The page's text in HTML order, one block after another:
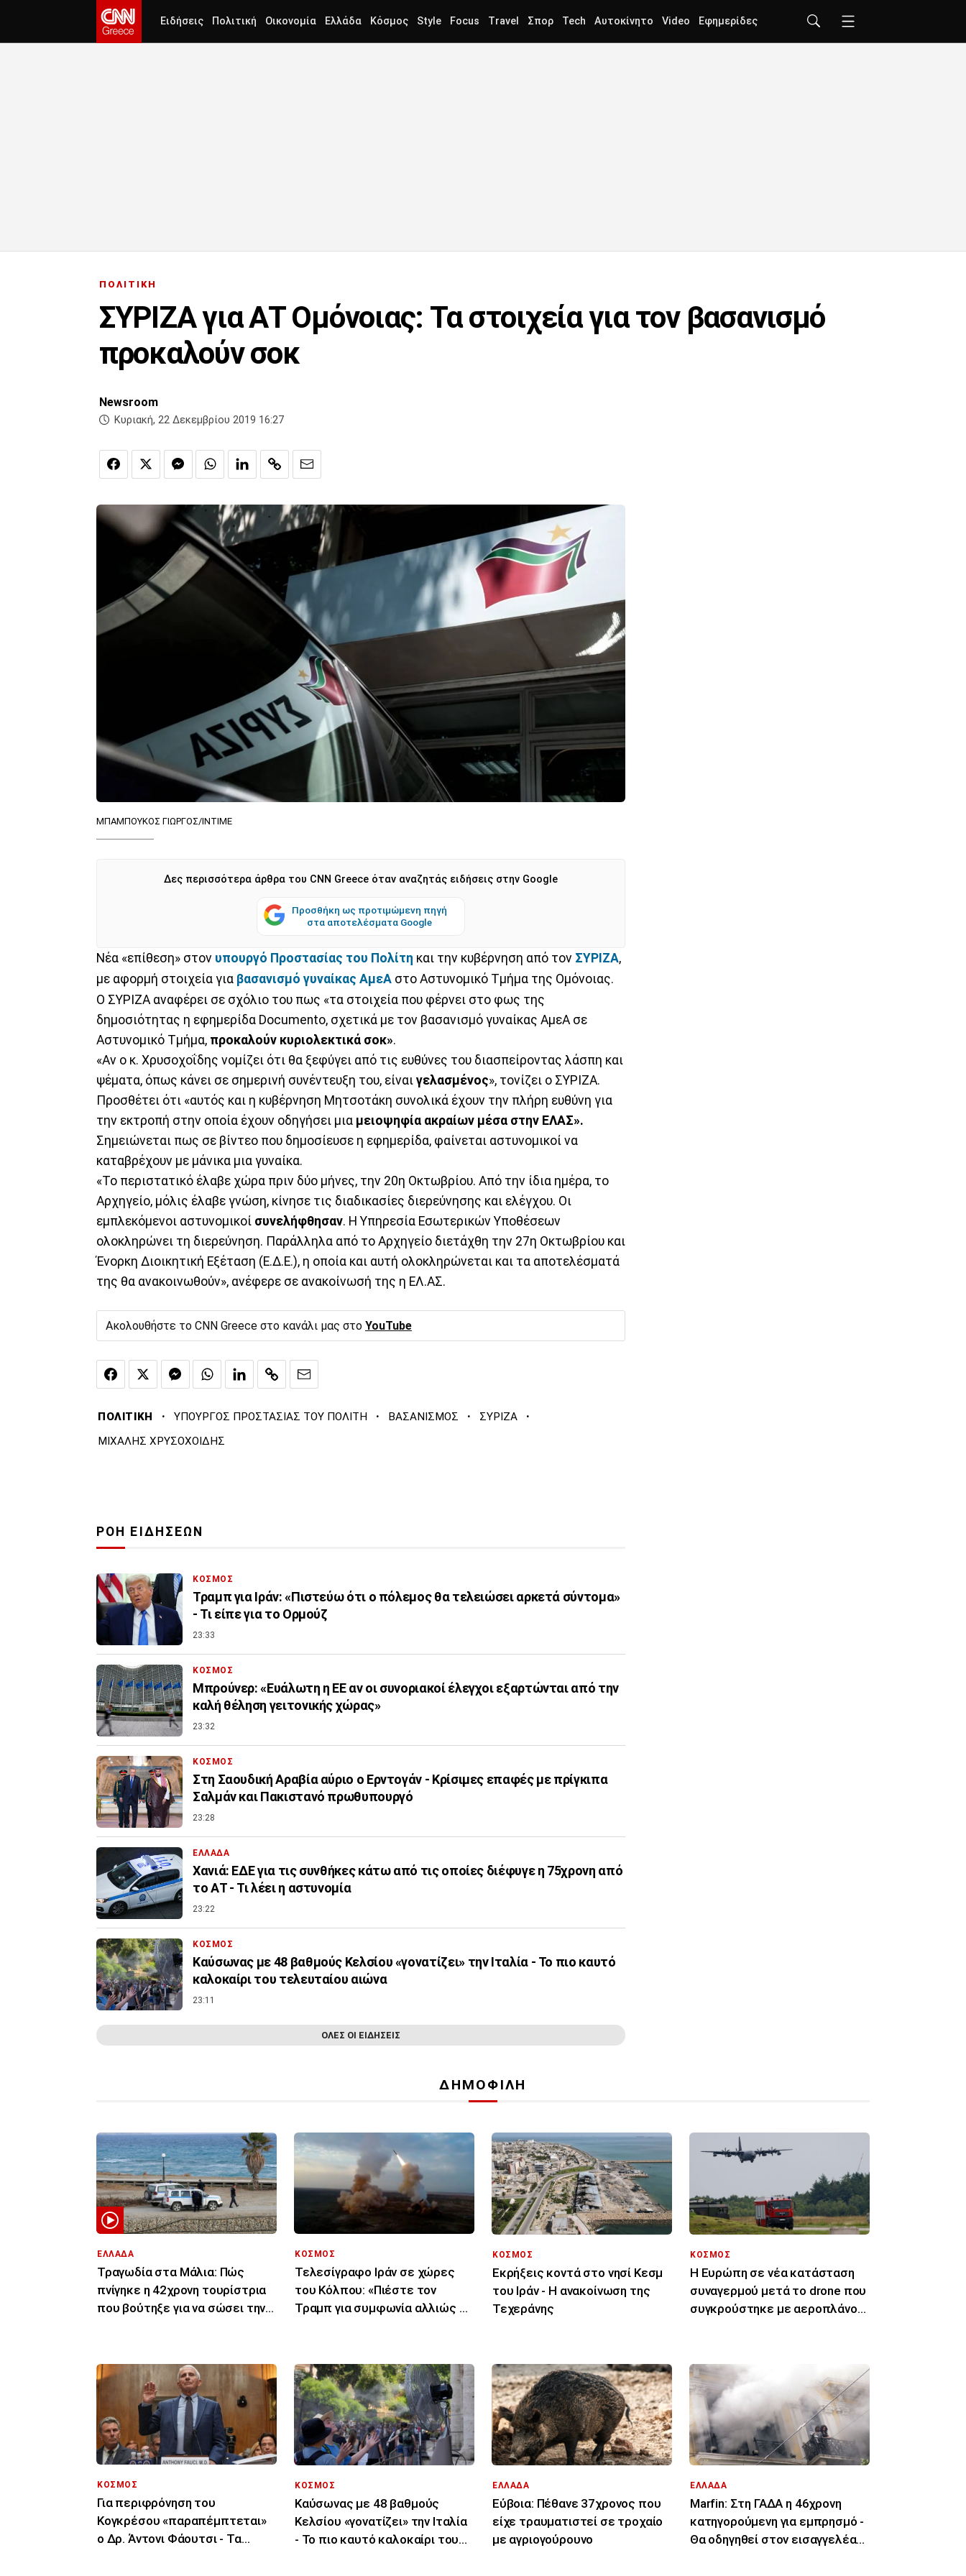
Ειδήσεις Πολιτική Οικονομία Ελλάδα Κόσμος Style Focus Travel Σπορ Tech Αυτοκίνητο Video Εφημερίδες
ΠΟΛΙΤΙΚΗ
ΣΥΡΙΖΑ για ΑΤ Ομόνοιας: Τα στοιχεία για τον βασανισμό
προκαλούν σοκ
Newsroom
Κυριακή, 22 Δεκεμβρίου 2019 16:27
ΜΠΑΜΠΟΥΚΟΣ ΓΙΩΡΓΟΣ/ΙΝΤΙΜΕ
Δες περισσότερα άρθρα του CNN Greece όταν αναζητάς ειδήσεις στην Google
Προσθήκη ως προτιμώμενη πηγή
στα αποτελέσματα Google
Νέα «επίθεση» στον υπουργό Προστασίας του Πολίτη και την κυβέρνηση από τον ΣΥΡΙΖΑ,
με αφορμή στοιχεία για βασανισμό γυναίκας ΑμεΑ στο Αστυνομικό Τμήμα της Ομόνοιας.
Ο ΣΥΡΙΖΑ αναφέρει σε σχόλιο του πως «τα στοιχεία που φέρνει στο φως της
δημοσιότητας η εφημερίδα Documento, σχετικά με τον βασανισμό γυναίκας ΑμεΑ σε
Αστυνομικό Τμήμα, προκαλούν κυριολεκτικά σοκ».
«Αν ο κ. Χρυσοχοΐδης νομίζει ότι θα ξεφύγει από τις ευθύνες του διασπείροντας λάσπη και
ψέματα, όπως κάνει σε σημερινή συνέντευξη του, είναι γελασμένος», τονίζει ο ΣΥΡΙΖΑ.
Προσθέτει ότι «αυτός και η κυβέρνηση Μητσοτάκη συνολικά έχουν την πλήρη ευθύνη για
την εκτροπή στην οποία έχουν οδηγήσει μια μειοψηφία ακραίων μέσα στην ΕΛΑΣ».
Σημειώνεται πως σε βίντεο που δημοσίευσε η εφημερίδα, φαίνεται αστυνομικοί να
καταβρέχουν με μάνικα μια γυναίκα.
«Το περιστατικό έλαβε χώρα πριν δύο μήνες, την 20η Οκτωβρίου. Από την ίδια ημέρα, το
Αρχηγείο, μόλις έλαβε γνώση, κίνησε τις διαδικασίες διερεύνησης και ελέγχου. Οι
εμπλεκόμενοι αστυνομικοί συνελήφθησαν. Η Υπηρεσία Εσωτερικών Υποθέσεων
ολοκληρώνει τη διερεύνηση. Παράλληλα από το Αρχηγείο διετάχθη την 27η Οκτωβρίου και
Ένορκη Διοικητική Εξέταση (Ε.Δ.Ε.), η οποία και αυτή ολοκληρώνεται και τα αποτελέσματά
της θα ανακοινωθούν», ανέφερε σε ανακοίνωσή της η ΕΛ.ΑΣ.
Ακολουθήστε το CNN Greece στο κανάλι μας στο YouTube
ΠΟΛΙΤΙΚΗ · ΥΠΟΥΡΓΟΣ ΠΡΟΣΤΑΣΙΑΣ ΤΟΥ ΠΟΛΙΤΗ · ΒΑΣΑΝΙΣΜΟΣ · ΣΥΡΙΖΑ ·
ΜΙΧΑΛΗΣ ΧΡΥΣΟΧΟΙΔΗΣ
ΡΟΗ ΕΙΔΗΣΕΩΝ
ΚΟΣΜΟΣ
Τραμπ για Ιράν: «Πιστεύω ότι ο πόλεμος θα τελειώσει αρκετά σύντομα»
- Τι είπε για το Ορμούζ
23:33
ΚΟΣΜΟΣ
Μπρούνερ: «Ευάλωτη η ΕΕ αν οι συνοριακοί έλεγχοι εξαρτώνται από την
καλή θέληση γειτονικής χώρας»
23:32
ΚΟΣΜΟΣ
Στη Σαουδική Αραβία αύριο ο Ερντογάν - Κρίσιμες επαφές με πρίγκιπα
Σαλμάν και Πακιστανό πρωθυπουργό
23:28
ΕΛΛΑΔΑ
Χανιά: ΕΔΕ για τις συνθήκες κάτω από τις οποίες διέφυγε η 75χρονη από
το ΑΤ - Τι λέει η αστυνομία
23:22
ΚΟΣΜΟΣ
Καύσωνας με 48 βαθμούς Κελσίου «γονατίζει» την Ιταλία - Το πιο καυτό
καλοκαίρι του τελευταίου αιώνα
23:11
ΟΛΕΣ ΟΙ ΕΙΔΗΣΕΙΣ
ΔΗΜΟΦΙΛΗ
ΕΛΛΑΔΑ
Τραγωδία στα Μάλια: Πώς
πνίγηκε η 42χρονη τουρίστρια
που βούτηξε για να σώσει την
ΚΟΣΜΟΣ
Τελεσίγραφο Ιράν σε χώρες
του Κόλπου: «Πιέστε τον
Τραμπ για συμφωνία αλλιώς θα
ΚΟΣΜΟΣ
Εκρήξεις κοντά στο νησί Κεσμ
του Ιράν - Η ανακοίνωση της
Τεχεράνης
ΚΟΣΜΟΣ
Η Ευρώπη σε νέα κατάσταση
συναγερμού μετά το drone που
συγκρούστηκε με αεροπλάνο
ΚΟΣΜΟΣ
Για περιφρόνηση του
Κογκρέσου «παραπέμπτεται»
ο Δρ. Άντονι Φάουτσι - Τα
ΚΟΣΜΟΣ
Καύσωνας με 48 βαθμούς
Κελσίου «γονατίζει» την Ιταλία
- Το πιο καυτό καλοκαίρι του
ΕΛΛΑΔΑ
Εύβοια: Πέθανε 37χρονος που
είχε τραυματιστεί σε τροχαίο
με αγριογούρουνο
ΕΛΛΑΔΑ
Marfin: Στη ΓΑΔΑ η 46χρονη
κατηγορούμενη για εμπρησμό -
Θα οδηγηθεί στον εισαγγελέα